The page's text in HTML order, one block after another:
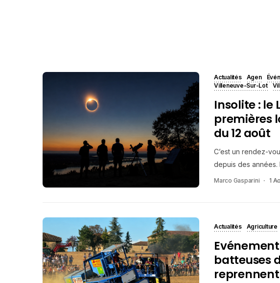
Actualités Agen
Villeneuve-Sur-Lot
Insolite :
premières
du 12 août
C’est un rendez-
depuis des années.
Marco Gasparini 1
Actualités Agriculture
batteuses